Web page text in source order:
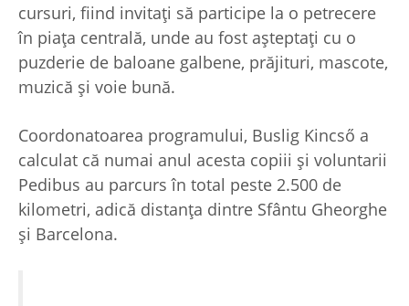
cursuri, fiind invitaţi să participe la o petrecere
în piaţa centrală, unde au fost aşteptaţi cu o
puzderie de baloane galbene, prăjituri, mascote,
muzică şi voie bună.
Coordonatoarea programului, Buslig Kincső a
calculat că numai anul acesta copiii şi voluntarii
Pedibus au parcurs în total peste 2.500 de
kilometri, adică distanţa dintre Sfântu Gheorghe
şi Barcelona.